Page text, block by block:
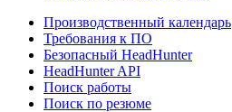
Производственный календарь
Требования к ПО
Безопасный HeadHunter
HeadHunter API
Поиск работы
Поиск по резюме